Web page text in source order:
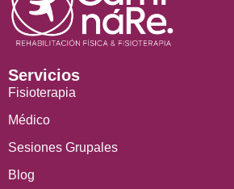
Servicios
Fisioterapia
Médico
Sesiones Grupales
Blog